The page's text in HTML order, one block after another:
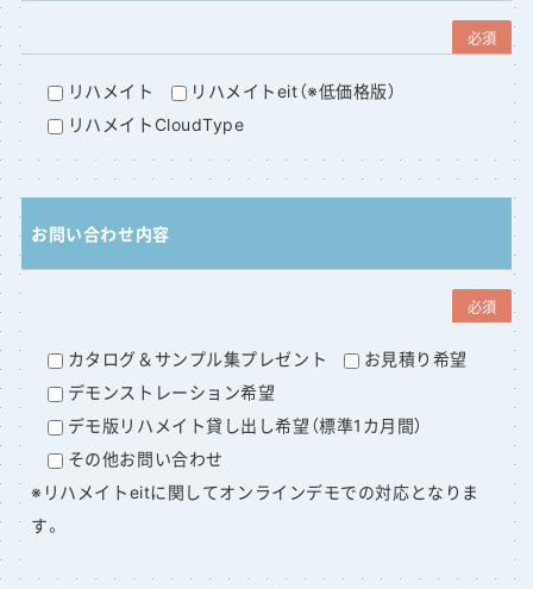
必須
リハメイト
リハメイトeit（※低価格版）
リハメイトCloudType
お問い合わせ内容
必須
カタログ＆サンプル集プレゼント
お見積り希望
デモンストレーション希望
デモ版リハメイト貸し出し希望（標準1カ月間）
その他お問い合わせ
※リハメイトeitに関してオンラインデモでの対応となりま
す。